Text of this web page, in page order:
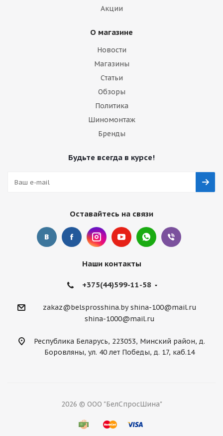
Акции
О магазине
Новости
Магазины
Статьи
Обзоры
Политика
Шиномонтаж
Бренды
Будьте всегда в курсе!
Оставайтесь на связи
Наши контакты
+375(44)599-11-58
zakaz@belsprosshina.by shina-100@mail.ru
shina-1000@mail.ru
Республика Беларусь, 223053, Минский район, д.
Боровляны, ул. 40 лет Победы, д. 17, каб.14
2026 © ООО "БелСпросШина"